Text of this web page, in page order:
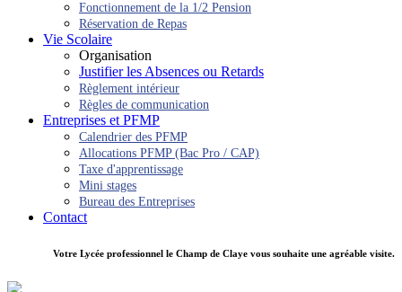
Fonctionnement de la 1/2 Pension
Réservation de Repas
Vie Scolaire
Organisation
Justifier les Absences ou Retards
Règlement intérieur
Règles de communication
Entreprises et PFMP
Calendrier des PFMP
Allocations PFMP (Bac Pro / CAP)
Taxe d'apprentissage
Mini stages
Bureau des Entreprises
Contact
Votre Lycée professionnel le Champ de Claye vous souhaite une agréable visite.